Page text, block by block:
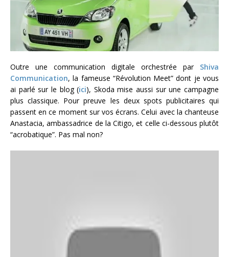
Outre une communication digitale orchestrée par Shiva
Communication, la fameuse “Révolution Meet” dont je vous
ai parlé sur le blog (ici), Skoda mise aussi sur une campagne
plus classique. Pour preuve les deux spots publicitaires qui
passent en ce moment sur vos écrans. Celui avec la chanteuse
Anastacia, ambassadrice de la Citigo, et celle ci-dessous plutôt
“acrobatique”. Pas mal non?